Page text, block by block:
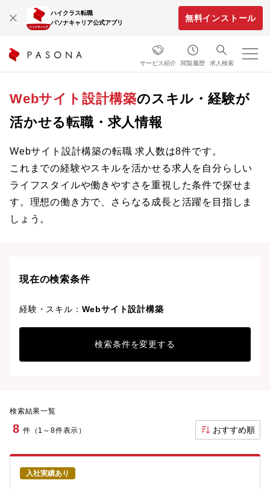
ハイクラス転職
パソナキャリア公式アプリ
無料インストール
サービス紹介 閲覧履歴 求人検索
Webサイト設計構築のスキル・経験が
活かせる転職・求人情報
Webサイト設計構築の転職 求人数は8件です。
これまでの経験やスキルを活かせる求人を自分らしい
ライフスタイルや働きやすさを重視した条件で探せま
す。理想の働き方で、さらなる成長と活躍を目指しま
しょう。
現在の検索条件
経験・スキル： Webサイト設計構築
検索条件を変更する
検索結果一覧
8 件（1～8件表示） おすすめ順
入社実績あり